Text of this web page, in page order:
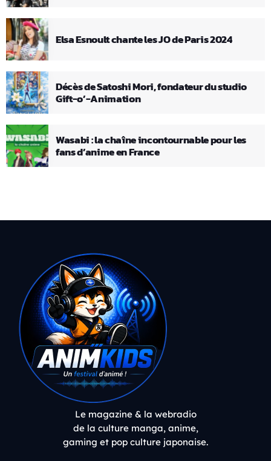
Elsa Esnoult chante les JO de Paris 2024
Décès de Satoshi Mori, fondateur du studio
Gift-o’-Animation
Wasabi : la chaîne incontournable pour les
fans d’anime en France
Le magazine & la webradio
de la culture manga, anime,
gaming et pop culture japonaise.